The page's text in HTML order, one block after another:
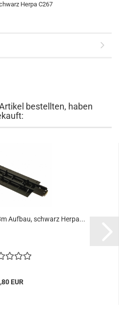
Herpa C267
bestellten, haben
Aufbau, schwarz Herpa...
EUR